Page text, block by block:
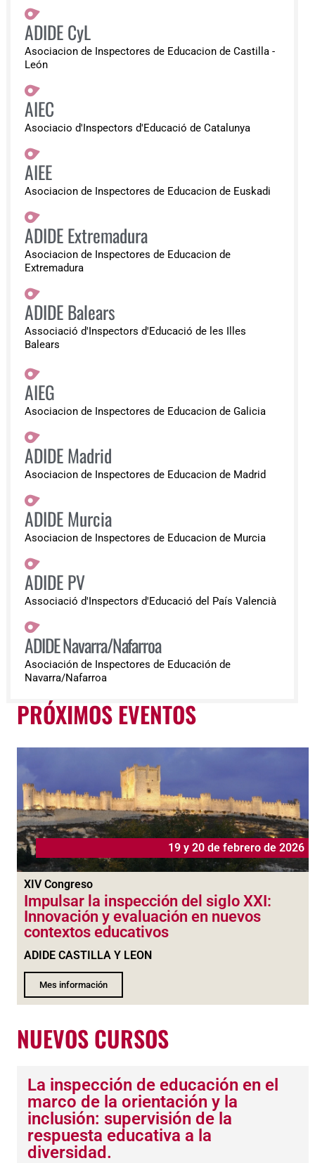
ADIDE CyL
Asociacion de Inspectores de Educacion de Castilla -
León
AIEC
Asociacio d'Inspectors d'Educació de Catalunya
AIEE
Asociacion de Inspectores de Educacion de Euskadi
ADIDE Extremadura
Asociacion de Inspectores de Educacion de
Extremadura
ADIDE Balears
Associació d'Inspectors d'Educació de les Illes
Balears
AIEG
Asociacion de Inspectores de Educacion de Galicia
ADIDE Madrid
Asociacion de Inspectores de Educacion de Madrid
ADIDE Murcia
Asociacion de Inspectores de Educacion de Murcia
ADIDE PV
Associació d'Inspectors d'Educació del País Valencià
ADIDE Navarra/Nafarroa
Asociación de Inspectores de Educación de
Navarra/Nafarroa
PRÓXIMOS EVENTOS
19 y 20 de febrero de 2026
XIV Congreso
Impulsar la inspección del siglo XXI:
Innovación y evaluación en nuevos
contextos educativos
ADIDE CASTILLA Y LEON
Mes información
NUEVOS CURSOS
La inspección de educación en el
marco de la orientación y la
inclusión: supervisión de la
respuesta educativa a la
diversidad.